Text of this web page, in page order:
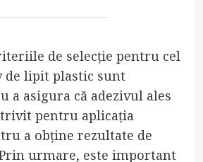
de selecție pentru cel
de lipit plastic sunt
a asigura că adezivul ales
pentru aplicația
a obține rezultate de
urmare, este important